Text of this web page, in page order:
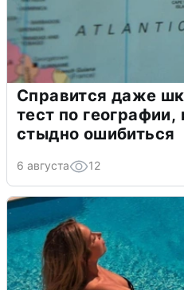
Справится даже
тест по географии,
стыдно ошибиться
6 августа 12